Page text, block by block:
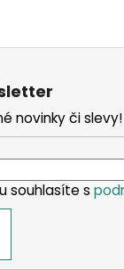
novinky či slevy!
souhlasíte s